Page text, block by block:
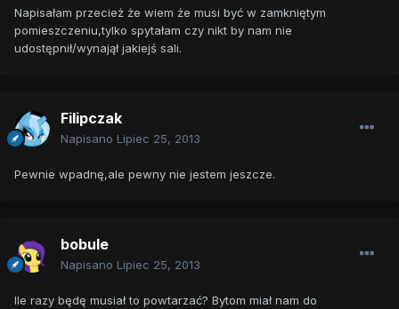
Napisałam przecież że wiem że musi być w zamkniętym
pomieszczeniu,tylko spytałam czy nikt by nam nie
udostępnił/wynajął jakiejś sali.
Filipczak
Napisano Lipiec 25, 2013
Pewnie wpadnę,ale pewny nie jestem jeszcze.
bobule
Napisano Lipiec 25, 2013
Ile razy będę musiał to powtarzać? Bytom miał nam do